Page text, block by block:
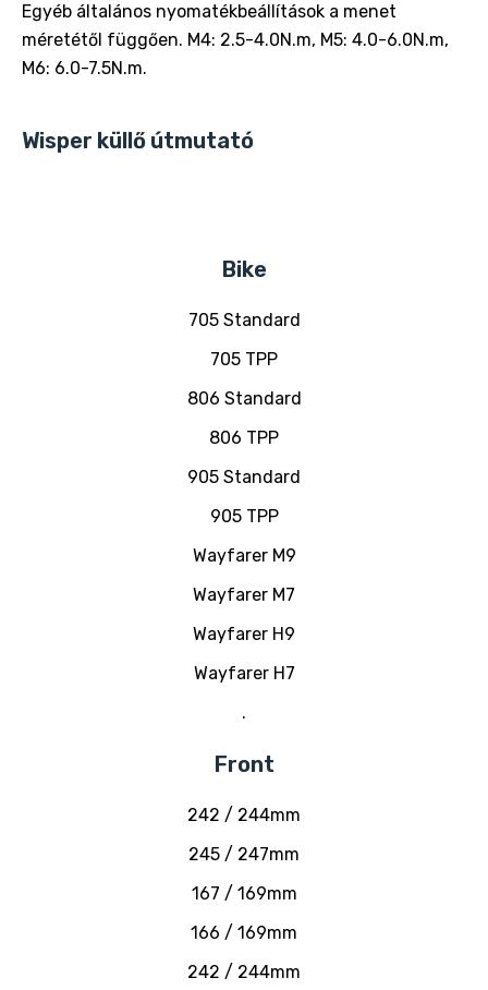
Egyéb általános nyomatékbeállítások a menet
méretétől függően. M4: 2.5-4.0N.m, M5: 4.0-6.0N.m,
M6: 6.0-7.5N.m.
Wisper küllő útmutató
Bike
705 Standard
705 TPP
806 Standard
806 TPP
905 Standard
905 TPP
Wayfarer M9
Wayfarer M7
Wayfarer H9
Wayfarer H7
.
Front
242 / 244mm
245 / 247mm
167 / 169mm
166 / 169mm
242 / 244mm